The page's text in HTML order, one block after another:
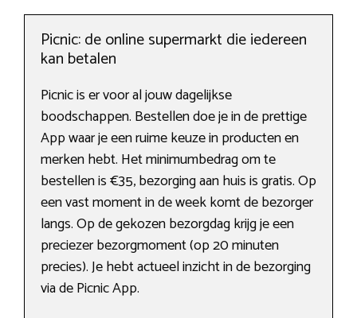
Picnic: de online supermarkt die iedereen
kan betalen
Picnic is er voor al jouw dagelijkse
boodschappen. Bestellen doe je in de prettige
App waar je een ruime keuze in producten en
merken hebt. Het minimumbedrag om te
bestellen is €35, bezorging aan huis is gratis. Op
een vast moment in de week komt de bezorger
langs. Op de gekozen bezorgdag krijg je een
preciezer bezorgmoment (op 20 minuten
precies). Je hebt actueel inzicht in de bezorging
via de Picnic App.